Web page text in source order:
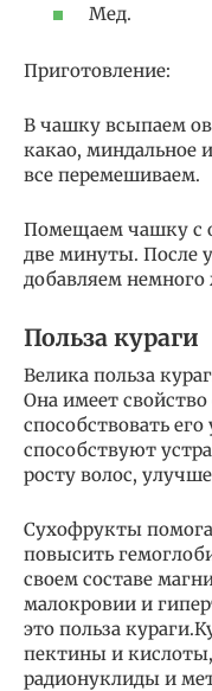
Мед.
Приготовление:
В чашку всыпаем
какао, миндальное
все перемешиваем.
Помещаем чашку с
две минуты. После
добавляем немного
Польза кураги
Велика польза
Она имеет
способствовать
способствуют
росту волос,
Сухофрукты
повысить
своем составе
малокровии и
это польза
пектины и
радионуклиды и